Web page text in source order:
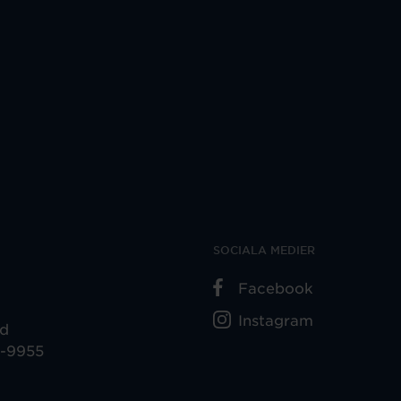
9955
SOCIALA MEDIER
Facebook
Instagram